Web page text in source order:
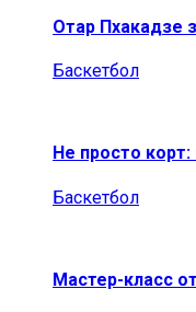
Отар Пхакадзе
Баскетбол
Не просто
Баскетбол
Мастер-класс